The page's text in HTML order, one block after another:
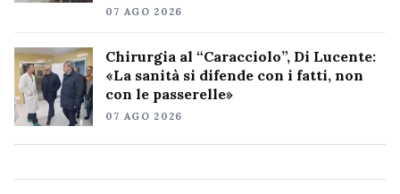
07 AGO 2026
Chirurgia al “Caracciolo”, Di Lucente:
«La sanità si difende con i fatti, non
con le passerelle»
07 AGO 2026